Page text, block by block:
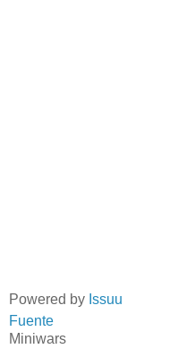
Powered by Issuu
Fuente
Miniwars